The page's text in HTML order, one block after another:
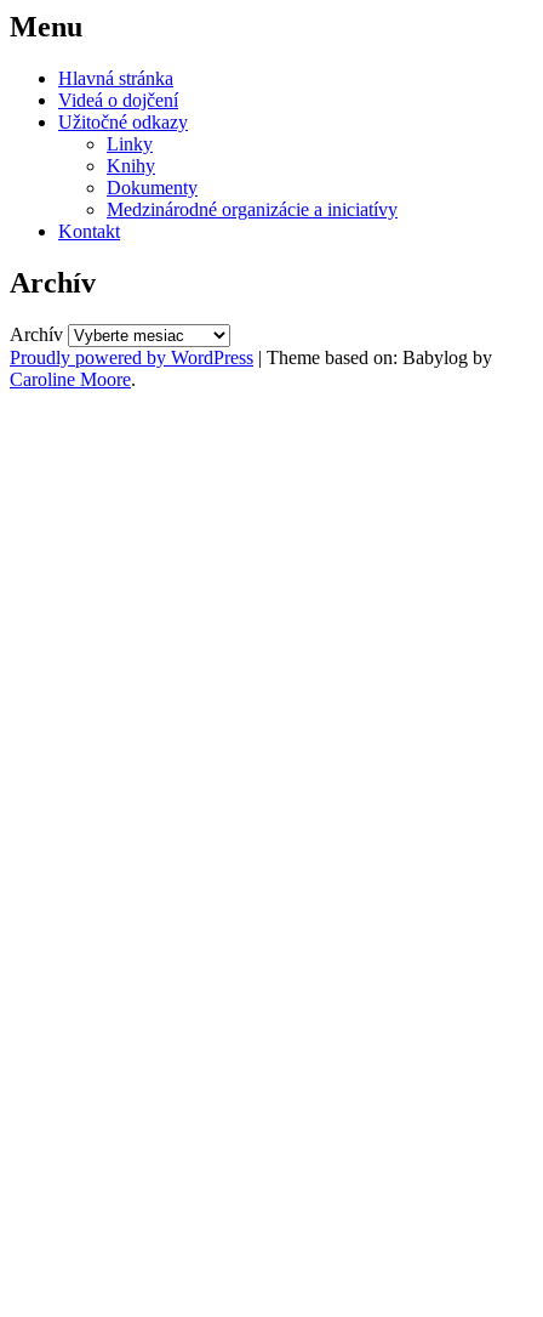
Menu
Hlavná stránka
Videá o dojčení
Užitočné odkazy
Linky
Knihy
Dokumenty
Medzinárodné organizácie a iniciatívy
Kontakt
Archív
Archív
Proudly powered by WordPress | Theme based on: Babylog by
Caroline Moore.